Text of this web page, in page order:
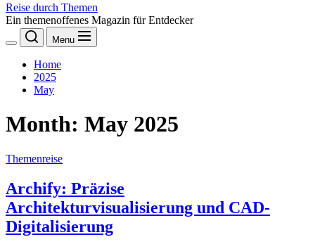
Reise durch Themen
Ein themenoffenes Magazin für Entdecker
Menu
Home
2025
May
Month: May 2025
Themenreise
Archify: Präzise
Architekturvisualisierung und CAD-
Digitalisierung